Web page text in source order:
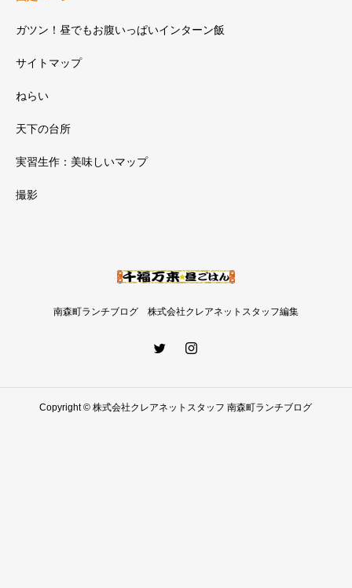
ガツン！昼でもお腹いっぱいインターン飯
サイトマップ
ねらい
天下の台所
実習生作：美味しいマップ
撮影
南森町ランチブログ 株式会社クレアネットスタッフ編集
Copyright © 株式会社クレアネットスタッフ 南森町ランチブログ